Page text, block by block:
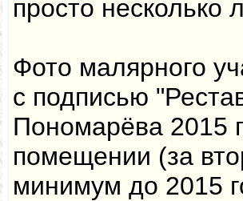
просто несколько
Фото малярного
с подписью
Пономарёва 2015
помещении (за
минимум до 2015